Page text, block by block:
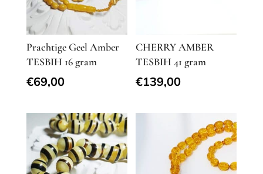
Prachtige Geel Amber
TESBIH 16 gram
€69,00
CHERRY AMBER
TESBIH 41 gram
€139,00